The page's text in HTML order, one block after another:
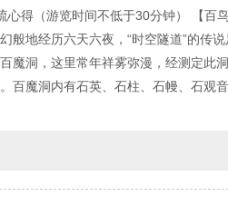
心得（游览时间不低于30分钟） 【
地经历六天六夜，“时空隧道”的传
魔洞，这里常年祥雾弥漫，经测定此
百魔洞内有石英、石柱、石幔、石观